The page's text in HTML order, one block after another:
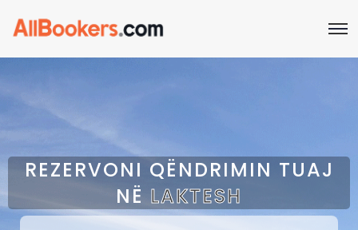
REZERVONI QËNDRIMIN TUAJ
NËLAKTESH